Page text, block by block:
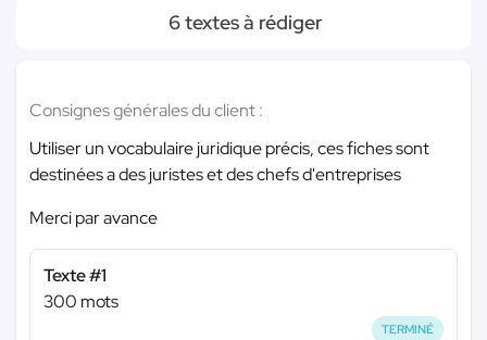
6 textes à rédiger
Consignes générales du client :
Utiliser un vocabulaire juridique précis, ces fiches sont
destinées a des juristes et des chefs d'entreprises
Merci par avance
Texte #1
300 mots
TERMINÉ